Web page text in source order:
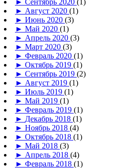
► Сентябрь 2020 (1)
► Август 2020 (1)
► Июнь 2020 (3)
► Май 2020 (1)
► Апрель 2020 (3)
► Март 2020 (3)
► Февраль 2020 (1)
► Октябрь 2019 (1)
► Сентябрь 2019 (2)
► Август 2019 (1)
► Июль 2019 (1)
► Май 2019 (1)
► Февраль 2019 (1)
► Декабрь 2018 (1)
► Ноябрь 2018 (4)
► Октябрь 2018 (1)
► Май 2018 (3)
► Апрель 2018 (4)
► Февраль 2018 (1)